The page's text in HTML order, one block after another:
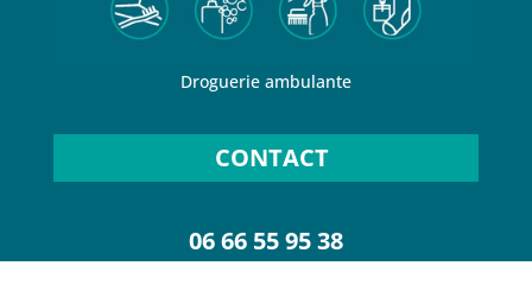
Droguerie ambulante
CONTACT
06 66 55 95 38